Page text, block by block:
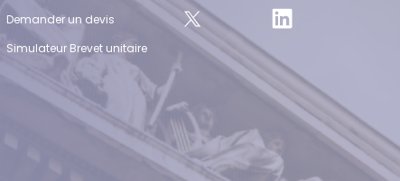
Demander un devis
Simulateur Brevet unitaire